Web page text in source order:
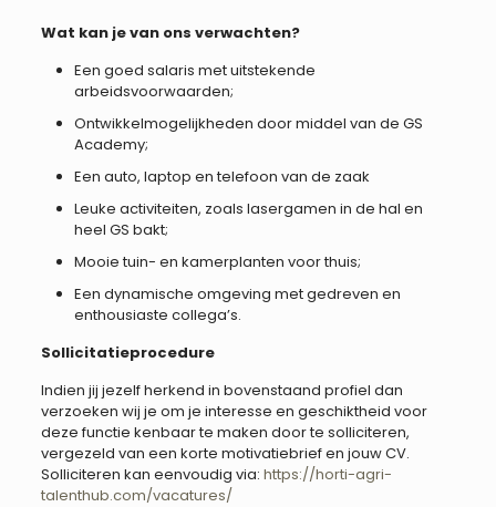
Wat kan je van ons verwachten?
Een goed salaris met uitstekende
arbeidsvoorwaarden;
Ontwikkelmogelijkheden door middel van de GS
Academy;
Een auto, laptop en telefoon van de zaak
Leuke activiteiten, zoals lasergamen in de hal en
heel GS bakt;
Mooie tuin- en kamerplanten voor thuis;
Een dynamische omgeving met gedreven en
enthousiaste collega’s.
Sollicitatieprocedure
Indien jij jezelf herkend in bovenstaand profiel dan
verzoeken wij je om je interesse en geschiktheid voor
deze functie kenbaar te maken door te solliciteren,
vergezeld van een korte motivatiebrief en jouw CV.
Solliciteren kan eenvoudig via: https://horti-agri-
talenthub.com/vacatures/